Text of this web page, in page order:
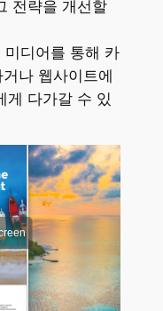
전략을 개선할
미디어를 통해 카
나 웹사이트에
게 다가갈 수 있